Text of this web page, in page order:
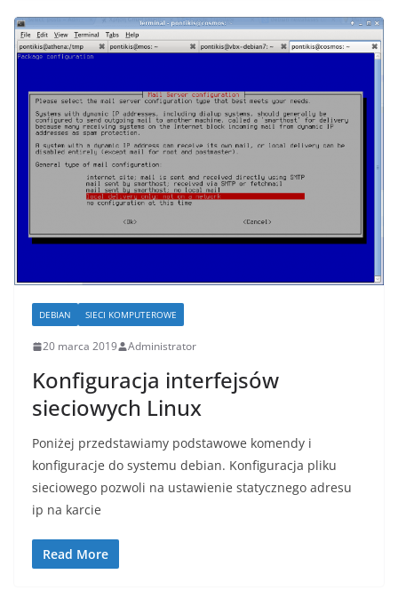
DEBIAN SIECI KOMPUTEROWE
20 marca 2019 Administrator
Konfiguracja interfejsów
sieciowych Linux
Poniżej przedstawiamy podstawowe komendy i
konfiguracje do systemu debian. Konfiguracja pliku
sieciowego pozwoli na ustawienie statycznego adresu
ip na karcie
Read More